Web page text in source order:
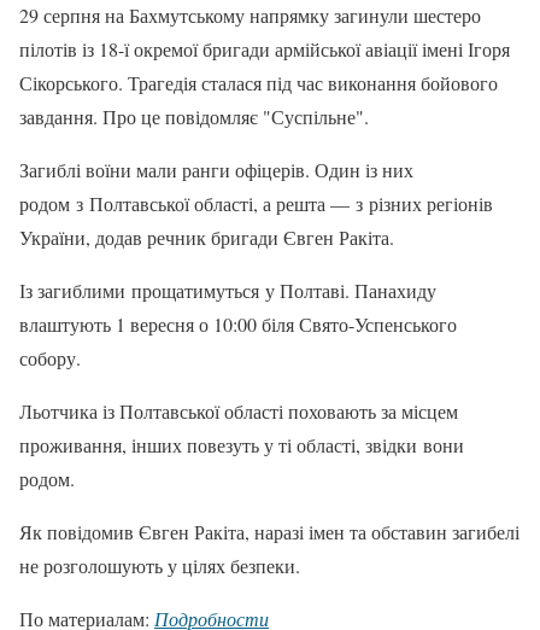
29 серпня на Бахмутському напрямку загинули шестеро
пілотів із 18-ї окремої бригади армійської авіації імені Ігоря
Сікорського. Трагедія сталася під час виконання бойового
завдання. Про це повідомляє "Суспільне".
Загиблі воїни мали ранги офіцерів. Один із них
родом з Полтавської області, а решта — з різних регіонів
України, додав речник бригади Євген Ракіта.
Із загиблими прощатимуться у Полтаві. Панахиду
влаштують 1 вересня о 10:00 біля Свято-Успенського
собору.
Льотчика із Полтавської області поховають за місцем
проживання, інших повезуть у ті області, звідки вони
родом.
Як повідомив Євген Ракіта, наразі імен та обставин загибелі
не розголошують у цілях безпеки.
По материалам: Подробности